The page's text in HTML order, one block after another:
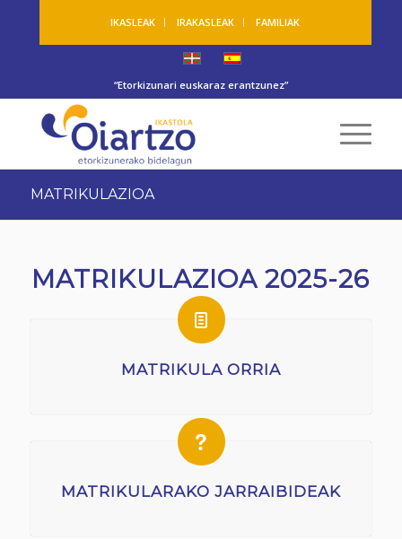
IKASLEAK IRAKASLEAK FAMILIAK
“Etorkizunari euskaraz erantzunez”
MATRIKULAZIOA
MATRIKULAZIOA 2025-26
MATRIKULA ORRIA
MATRIKULARAKO JARRAIBIDEAK